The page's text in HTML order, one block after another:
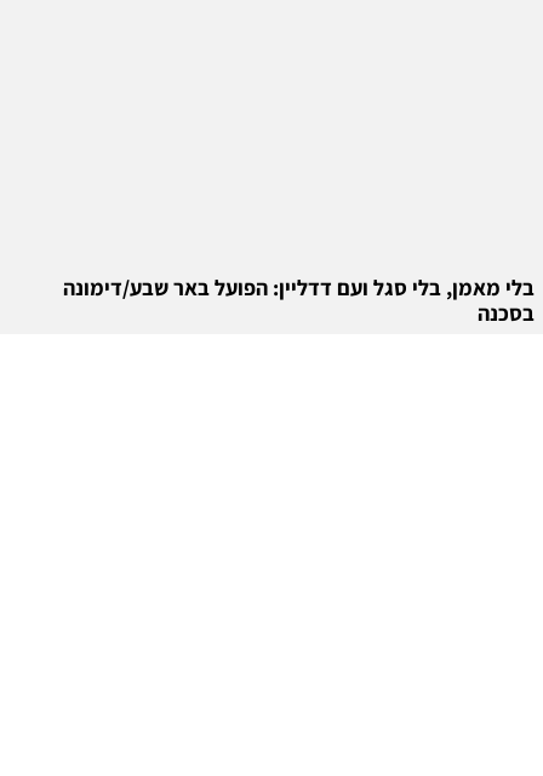
בלי מאמן, בלי סגל ועם דדליין: הפועל באר שבע/דימונה
בסכנה